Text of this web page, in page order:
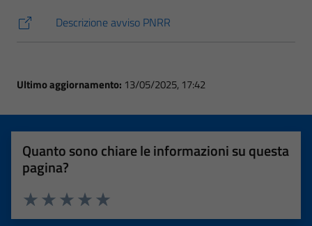
Descrizione avviso PNRR
Ultimo aggiornamento: 13/05/2025, 17:42
Quanto sono chiare le informazioni su questa
pagina?
Valuta 5 stelle su 5
Valuta 4 stelle su 5
Valuta 3 stelle su 5
Valuta 2 stelle su 5
Valuta 1 stelle su 5